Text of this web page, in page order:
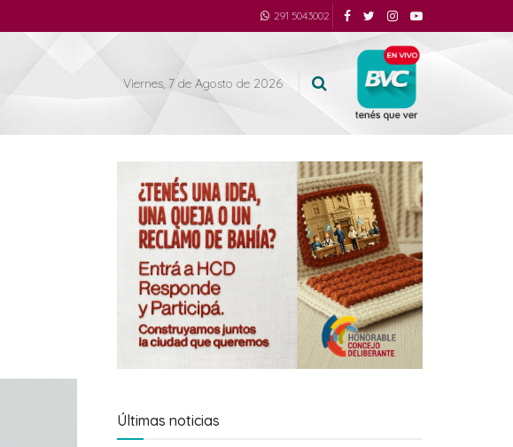
291 5043002
Viernes, 7 de Agosto de 2026
Últimas noticias